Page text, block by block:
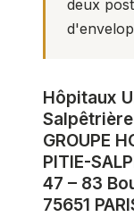
deux
Hôpitaux
GROUPE
PITIE-
47 – 83
75651